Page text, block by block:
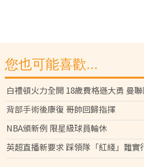
您也可能喜歡...
白禮頓火力全開 18歲費格遜大勇 曼
背部手術後康復 哥帥回歸指揮
NBA頒新例 限星級球員輪休
英超直播新要求 踩領隊「紅綫」難實